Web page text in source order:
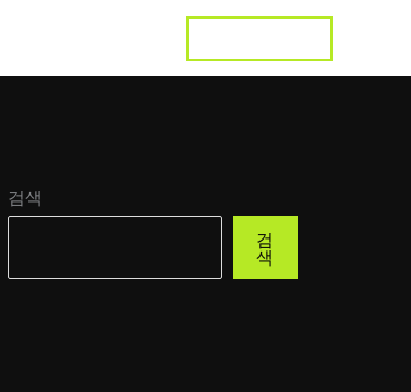
검색
검
색